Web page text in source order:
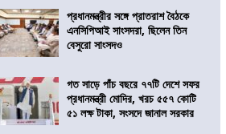
প্রধানমন্ত্রীর সঙ্গে প্রাতরাশ বৈঠকে
এনসিপিআই সাংসদরা, ছিলেন তিন
বেসুরো সাংসদও
গত সাড়ে পাঁচ বছরে ৭৭টি দেশে সফর
প্রধানমন্ত্রী মোদির, খরচ ৫৫৭ কোটি
৫১ লক্ষ টাকা, সংসদে জানাল সরকার